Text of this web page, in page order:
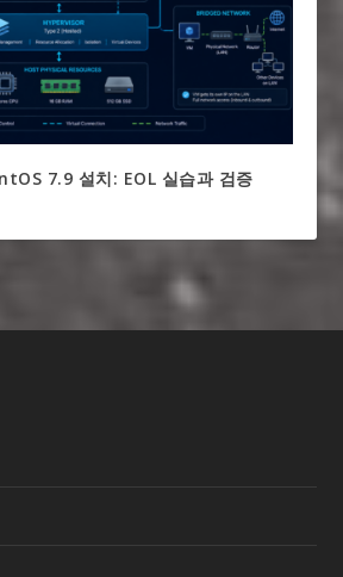
7.9 설치: EOL 실습과 검증